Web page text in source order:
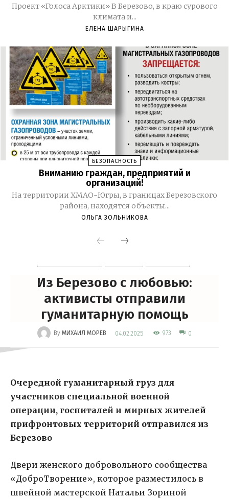
Проект «Голоса Арктики» В Березово, в краю сурового
климата и...
ЕЛЕНА ШАРЫГИНА
БЕЗОПАСНОСТЬ
Вниманию граждан, предприятий и
организаций!
На территории ХМАО-Югры, в границах Березовского
района, находятся объекты...
ОЛЬГА ЗОЛЬНИКОВА